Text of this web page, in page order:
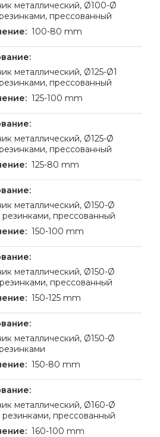
металлический, Ø100-Ø
прессованный
100-80 mm
металлический, Ø125-Ø1
прессованный
125-100 mm
металлический, Ø125-Ø
прессованный
125-80 mm
металлический, Ø150-Ø
прессованный
150-100 mm
металлический, Ø150-Ø
прессованный
150-125 mm
металлический, Ø150-Ø
150-80 mm
металлический, Ø160-Ø
прессованный
160-100 mm